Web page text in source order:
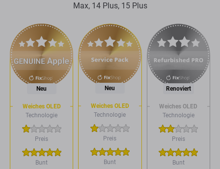
Max, 14 Plus, 15 Plus
Neu
Weiches OLED
Technologie
Preis
Bunt
Neu
Weiches OLED
Technologie
Preis
Bunt
Renoviert
Weiches OLED
Technologie
Preis
Bunt